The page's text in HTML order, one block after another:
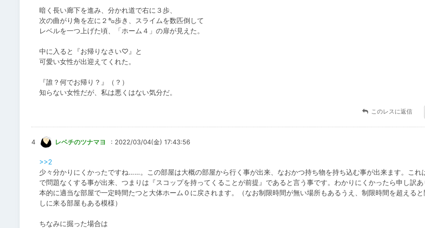
暗く長い廊下を進み、分かれ道で右に３歩、
次の曲がり角を左に２㌔歩き、スライムを数匹倒して
レベルを一つ上げた頃、「ホーム４」の扉が見えた。
中に入ると『お帰りなさい♡』と
可愛い女性が出迎えてくれた。
『誰？何でお帰り？』（？）
知らない女性だが、私は悪くはない気分だ。
このレスに返信
4 レベチのツナマヨ : 2022/03/04(金) 17:43:56
>>2
少々分かりにくかったですね……。この部屋は大概の部屋から行く事が出来、なおかつ持ち物を持ち込む事が出来ます。これ
で問題なくする事が出来、つまりは『スコップを持ってくることが前提』であると言う事です。わかりにくかったら申し訳
本的に適当な部屋で一定時間たつと大体ホーム０に戻されます。（なお制限時間が無い場所もあるうえ、制限時間を超える
しに来る部屋もある模様）
ちなみに掘った場合は